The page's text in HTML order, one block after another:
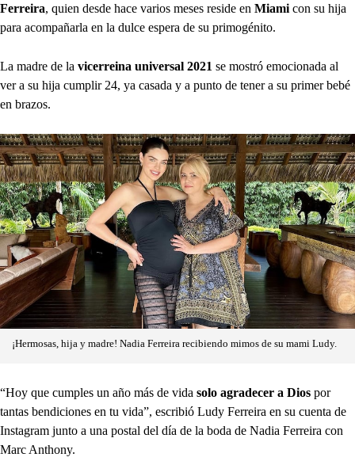
Ferreira, quien desde hace varios meses reside en Miami con su hija
para acompañarla en la dulce espera de su primogénito.
La madre de la vicerreina universal 2021 se mostró emocionada al
ver a su hija cumplir 24, ya casada y a punto de tener a su primer bebé
en brazos.
¡Hermosas, hija y madre! Nadia Ferreira recibiendo mimos de su mami Ludy.
“Hoy que cumples un año más de vida solo agradecer a Dios por
tantas bendiciones en tu vida”, escribió Ludy Ferreira en su cuenta de
Instagram junto a una postal del día de la boda de Nadia Ferreira con
Marc Anthony.